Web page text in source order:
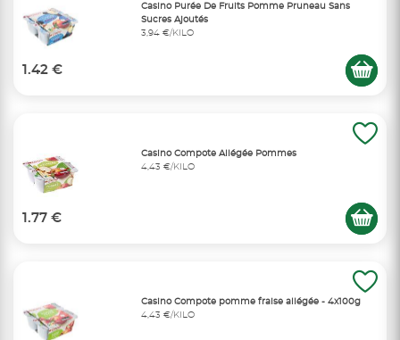
Casino Purée De Fruits Pomme Pruneau Sans
Sucres Ajoutés
3,94 €/KILO
1.42 €
Casino Compote Allégée Pommes
4,43 €/KILO
1.77 €
Casino Compote pomme fraise allégée - 4x100g
4,43 €/KILO